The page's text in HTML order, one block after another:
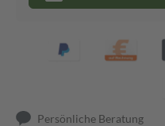
Persönliche Beratung